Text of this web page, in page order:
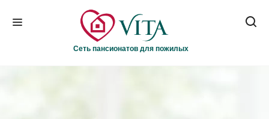
Сеть пансионатов для пожилых